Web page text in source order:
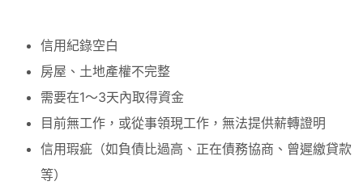
信用紀錄空白
房屋、土地產權不完整
需要在1～3天內取得資金
目前無工作，或從事領現工作，無法提供薪轉證明
信用瑕疵（如負債比過高、正在債務協商、曾遲繳貸款
等）